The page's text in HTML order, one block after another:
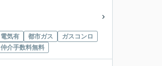
電気有 都市ガス
ガスコンロ
仲介手数料無料